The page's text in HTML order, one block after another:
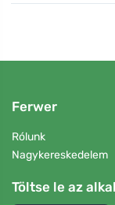
Ferwer
Rólunk
Nagykereskedelem
Töltse le az